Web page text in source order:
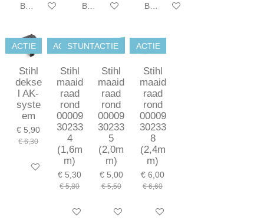
Bekijk details Bekijk details Bekijk details
ACTIE
Stihl
dekse
l AK-
syste
em
€ 5,90
€ 6,30
In winkelwagen
ACTIE
Stihl
maaid
raad
rond
00009
30233
4
(1,6m
m)
€ 5,30
€ 5,80
In winkelwagen
STUNTACTIE
Stihl
maaid
raad
rond
00009
30233
5
(2,0m
m)
€ 5,00
€ 5,50
In winkelwagen
ACTIE
Stihl
maaid
raad
rond
00009
30233
8
(2,4m
m)
€ 6,00
€ 6,60
In winkelwagen